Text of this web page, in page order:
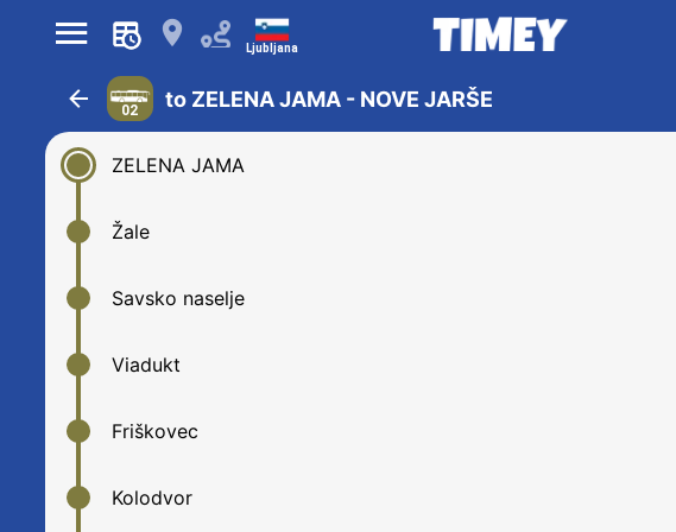
󰍜 󰍎 Ljubljana
󰁍 02 to ZELENA JAMA - NOVE JARŠE
ZELENA JAMA
Žale
Savsko naselje
Viadukt
Friškovec
Kolodvor